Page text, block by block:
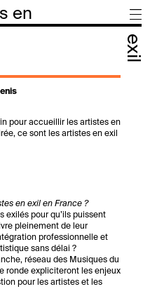
en
exil
pour accueillir les artistes en
ce sont les artistes en exil
en exil en France ?
exilés pour qu’ils puissent
pleinement de leur
professionnelle et
sans délai ?
réseau des Musiques du
ronde expliciteront les enjeux
pour les artistes et les